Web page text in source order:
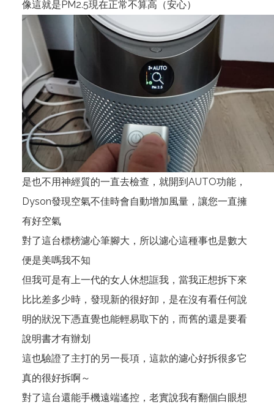
像這就是PM2.5現在正常不算高（安心）
是也不用神經質的一直去檢查，就開到AUTO功能，
Dyson發現空氣不佳時會自動增加風量，讓您一直擁
有好空氣
對了這台標榜濾心筆腳大，所以濾心這種事也是數大
便是美嗎我不知
但我可是有上一代的女人休想誆我，當我正想拆下來
比比差多少時，發現新的很好卸，是在沒有看任何說
明的狀況下憑直覺也能輕易取下的，而舊的還是要看
說明書才有辦划
這也驗證了主打的另一長項，這款的濾心好拆很多它
真的很好拆啊～
對了這台還能手機遠端遙控，老實說我有翻個白眼想